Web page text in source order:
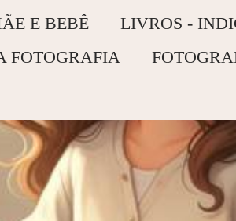
E BEBÊ
LIVROS -
FOTOGRAFIA